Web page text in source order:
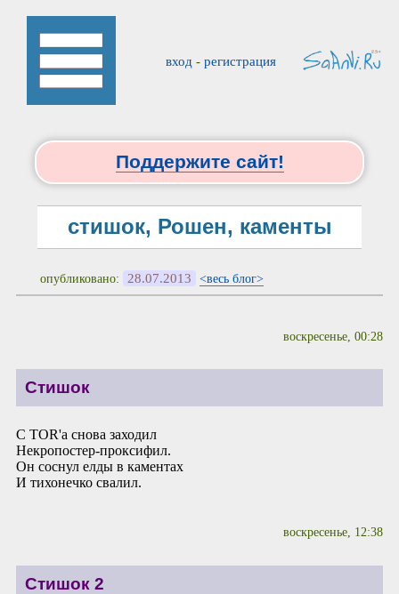
вход - регистрация
Поддержите сайт!
стишок, Рошен, каменты
опубликовано: 28.07.2013 <весь блог>
воскресенье, 00:28
Стишок
С TOR'а снова заходил
Некропостер-проксифил.
Он соснул елды в каментах
И тихонечко свалил.
воскресенье, 12:38
Стишок 2